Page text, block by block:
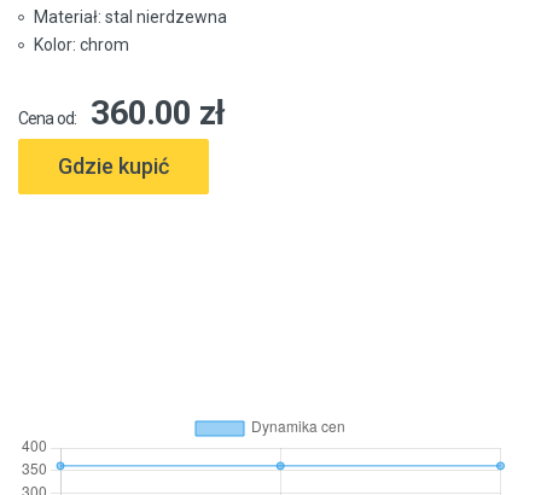
Materiał: stal nierdzewna
Kolor: chrom
Cena od: 360.00 zł
Gdzie kupić